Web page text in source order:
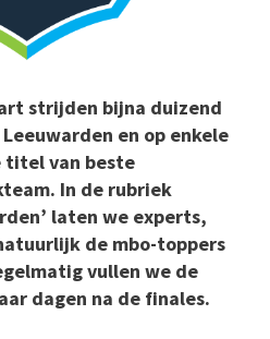
strijden bijna duizend
en op enkele
titel van beste
In de rubriek
laten we experts,
de mbo-toppers
vullen we de
dagen na de finales.